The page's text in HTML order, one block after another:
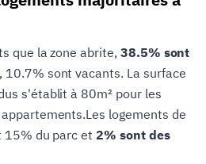
que la zone abrite, 38.5% sont
, 10.7% sont vacants. La surface
s'établit à 80m² pour les
logements de
15% du parc et2% sont des